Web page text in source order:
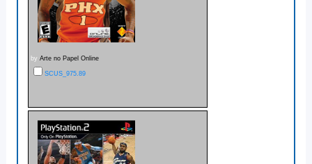
by Arte no Papel Online
SCUS_975.89